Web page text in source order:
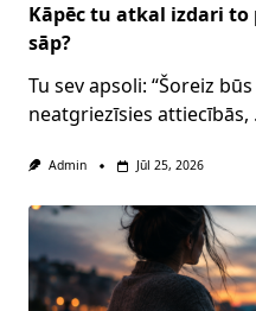
Kāpēc tu atkal izdari
sāp?
Tu sev apsoli: “Šoreiz
neatgriezīsies attiecībās,
Admin Jūl 25, 2026